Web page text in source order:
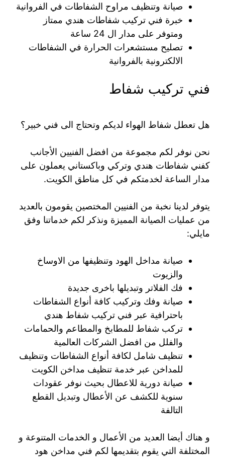
صيانة وتنظيف مراوح الشفاطات في الفروانية
خبرة فني تركيب شفاطات هندي ممتاز
ومتوفر على مدار ال 24 ساعة
تصليح مستشعرات الحرارة في الشفاطات
الالكترونية بالفروانية
فني تركيب شفاط
هل تعطل شفاط الهواء لديكم وتحتاج الى فني خبير؟
نحن نوفر لكم مجموعة من افضل الفنيين الأجانب
كفني شفاطات هندي وتركي وباكستاني يعملون على
مدار الساعة لخدمتكم في كل مناطق الكويت.
يتوفر لدينا نخبة من الفنيين المختصين يقومون بالعديد
من عمليات الصيانة المميزة ونذكر لكم خدماتنا وفق
مايلي:
صيانة مداخل الهود وتنظيفها من الاوساخ
والزيوت
فك الفلاتر وتبديلها باخرى جديدة
صيانة وفك وتركيب كافة أنواع الشفاطات
باحترافية عبر فني تركيب شفاط هندي
تركب شفاط للمطابخ والمطاعم والحمامات
والفلل من افضل الشركات العالمية
تنظيف شامل لكافة أنواع الشفاطات وتنظيف
للمداخن عبر خدمة تنظيف مداخن الكويت
صيانة دورية للاعطال بحيث نوفر عقودات
سنوية للكشف عن الأعطال وتبديل القطع
التالفة
و هناك أيضا العديد من الأعمال و الخدمات المتنوعة و
المختلفة التي يقوم بتقديمها لكم فني مداخن هود